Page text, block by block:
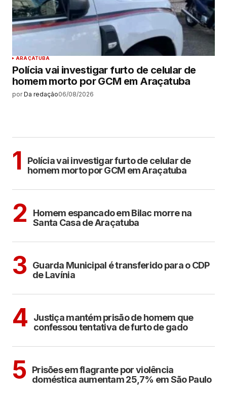
ARAÇATUBA
Polícia vai investigar furto de celular de
homem morto por GCM em Araçatuba
por Da redação06/08/2026
1
Polícia vai investigar furto de celular de
homem morto por GCM em Araçatuba
2
Homem espancado em Bilac morre na
Santa Casa de Araçatuba
3 Guarda Municipal é transferido para o CDP
de Lavínia
4
Justiça mantém prisão de homem que
confessou tentativa de furto de gado
5 Prisões em flagrante por violência
doméstica aumentam 25,7% em São Paulo